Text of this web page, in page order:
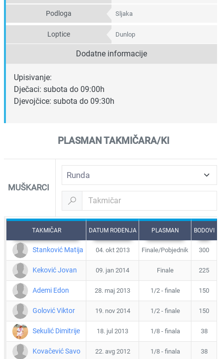
Podloga Sljaka
Loptice Dunlop
Dodatne informacije
Upisivanje:
Dječaci: subota do 09:00h
Djevojčice: subota do 09:30h
PLASMAN TAKMIČARA/KI
MUŠKARCI
TAKMIČAR DATUM ROĐENJA PLASMAN BODOVI
Stanković Matija 04. okt 2013 Finale/Pobjednik 300
Keković Jovan 09. jan 2014 Finale 225
Ademi Edon 28. maj 2013 1/2 - finale 150
Golović Viktor 19. nov 2014 1/2 - finale 150
Sekulić Dimitrije 18. jul 2013 1/8 - finala 38
Kovačević Savo 22. avg 2012 1/8 - finala 38